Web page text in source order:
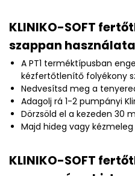
KLINIKO-SOFT
szappan használata
A PT1 terméktípusban
kézfertőtlenítő folyékony
Nedvesítsd meg a
Adagolj rá 1-2 pumpányi
Dörzsöld el a kezeden 30
Majd hideg vagy
KLINIKO-SOFT